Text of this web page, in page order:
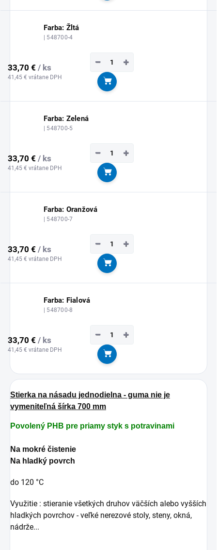
Farba: Žltá
| 548700-4
33,70 € / ks
41,45 € vrátane DPH
+
−
Do košíka
Farba: Zelená
| 548700-5
33,70 € / ks
41,45 € vrátane DPH
+
−
Do košíka
Farba: Oranžová
| 548700-7
33,70 € / ks
41,45 € vrátane DPH
+
−
Do košíka
Farba: Fialová
| 548700-8
33,70 € / ks
41,45 € vrátane DPH
+
−
Do košíka
Stierka na násadu jednodielna - guma nie je
vymeniteľná šírka 700 mm
Povolený PHB pre priamy styk s potravinami
Na mokré čistenie
Na hladký povrch
do 120 °C
Využitie : stieranie všetkých druhov väčších alebo vyšších
hladkých povrchov - veľké nerezové stoly, steny, okná,
nádrže...